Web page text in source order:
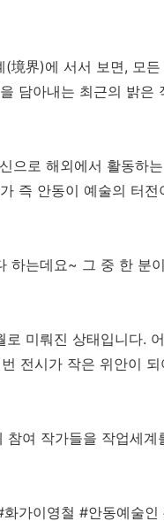
境界)에 서서 보면, 모
담아내는 최근의 밝은
으로 해외에서 활동하
즉 안동이 예술의 터전
하는데요~ 그 중 한 분
미뤄진 상태입니다.
전시가 작은 위안이
여 작가들을 작업세계
가이영철 #안동예술인